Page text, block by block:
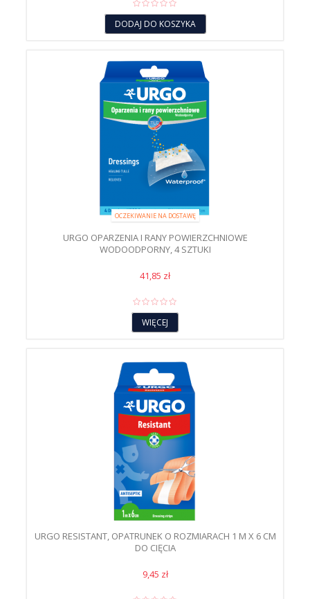
DODAJ DO KOSZYKA
OCZEKIWANIE NA DOSTAWĘ
URGO OPARZENIA I RANY POWIERZCHNIOWE
WODOODPORNY, 4 SZTUKI
41,85 zł
WIĘCEJ
URGO RESISTANT, OPATRUNEK O ROZMIARACH 1 M X 6 CM
DO CIĘCIA
9,45 zł